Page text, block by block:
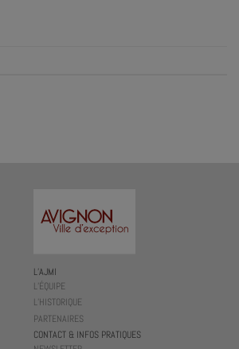
L’AJMI
L’ÉQUIPE
L’HISTORIQUE
PARTENAIRES
CONTACT & INFOS PRATIQUES